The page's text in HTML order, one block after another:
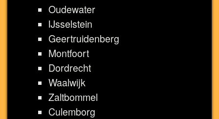
Oudewater
IJsselstein
Geertruidenberg
Montfoort
Dordrecht
Waalwijk
Zaltbommel
Culemborg